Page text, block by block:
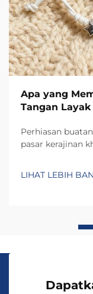
Apa yang
Tangan
Perhiasan
pasar kerajinan
alternatif
LIHAT LEBIH